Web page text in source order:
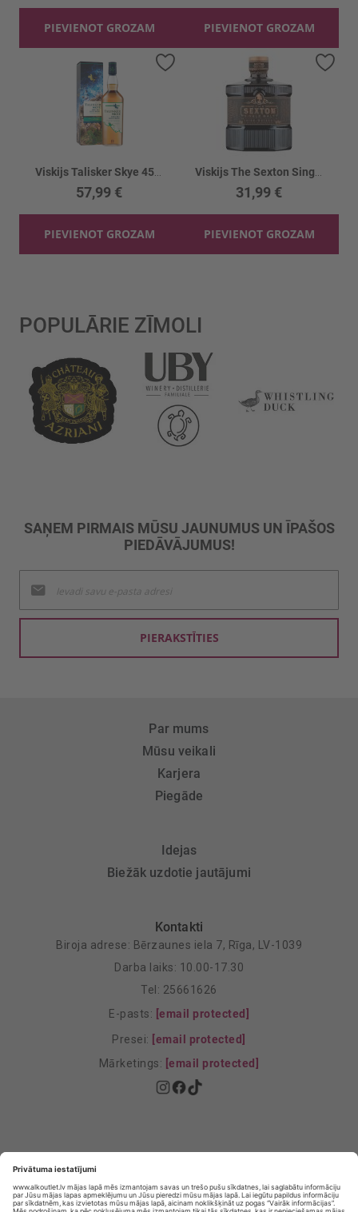
PIEVIENOT GROZAM PIEVIENOT GROZAM
57,99 €
PIEVIENOT GROZAM
Pievienot vēlmju sarakstam
31,99 €
PIEVIENOT GROZAM
POPULĀRIE ZĪMOLI
SAŅEM PIRMAIS MŪSU JAUNUMUS UN ĪPAŠOS
PIEDĀVĀJUMUS!
jaunumu
saņemšanai:
PIERAKSTĪTIES
Par mums
Mūsu veikali
Karjera
Piegāde
Idejas
Biežāk uzdotie jautājumi
Kontakti
Biroja adrese: Bērzaunes iela 7, Rīga, LV-1039
Darba laiks: 10.00-17.30
Tel: 25661626
E-pasts: [email protected]
Presei: [email protected]
Mārketings: [email protected]
Privātuma Iestatījumi
E-veikala lietošanas noteikumi